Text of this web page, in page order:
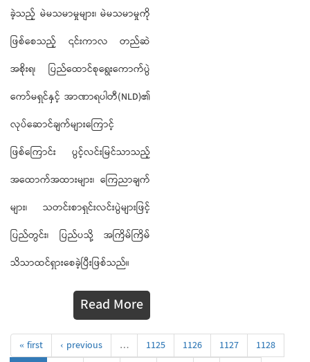
ခဲ့သည့် မဲမသမာမှုများ၊ မဲမသမာမှုကို
ဖြစ်စေသည့် ၎င်းကာလ တည်ဆဲ
အစိုးရ၊ ပြည်ထောင်စုရွေးကောက်ပွဲ
ကော်မရှင်နှင့် အာဏာရပါတီ(NLD)၏
လုပ်ဆောင်ချက်များကြောင့်
ဖြစ်ကြောင်း ပွင့်လင်းမြင်သာသည့်
အထောက်အထားများ၊ ကြေညာချက်
များ၊ သတင်းစာရှင်းလင်းပွဲများဖြင့်
ပြည်တွင်း၊ ပြည်ပသို့ အကြိမ်ကြိမ်
သိသာထင်ရှားစေခဲ့ပြီးဖြစ်သည်။
Read More
« first ‹ previous … 1125 1126 1127
1128